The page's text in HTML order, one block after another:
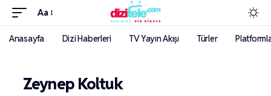
Aa
Anasayfa Dizi Haberleri TV Yayın Akışı Türler
Zeynep Koltuk